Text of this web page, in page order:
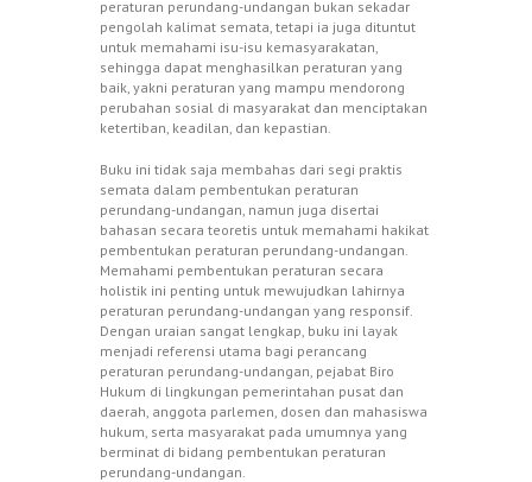
peraturan perundang-undangan bukan sekadar
pengolah kalimat semata, tetapi ia juga dituntut
untuk memahami isu-isu kemasyarakatan,
sehingga dapat menghasilkan peraturan yang
baik, yakni peraturan yang mampu mendorong
perubahan sosial di masyarakat dan menciptakan
ketertiban, keadilan, dan kepastian.
Buku ini tidak saja membahas dari segi praktis
semata dalam pembentukan peraturan
perundang-undangan, namun juga disertai
bahasan secara teoretis untuk memahami hakikat
pembentukan peraturan perundang-undangan.
Memahami pembentukan peraturan secara
holistik ini penting untuk mewujudkan lahirnya
peraturan perundang-undangan yang responsif.
Dengan uraian sangat lengkap, buku ini layak
menjadi referensi utama bagi perancang
peraturan perundang-undangan, pejabat Biro
Hukum di lingkungan pemerintahan pusat dan
daerah, anggota parlemen, dosen dan mahasiswa
hukum, serta masyarakat pada umumnya yang
berminat di bidang pembentukan peraturan
perundang-undangan.